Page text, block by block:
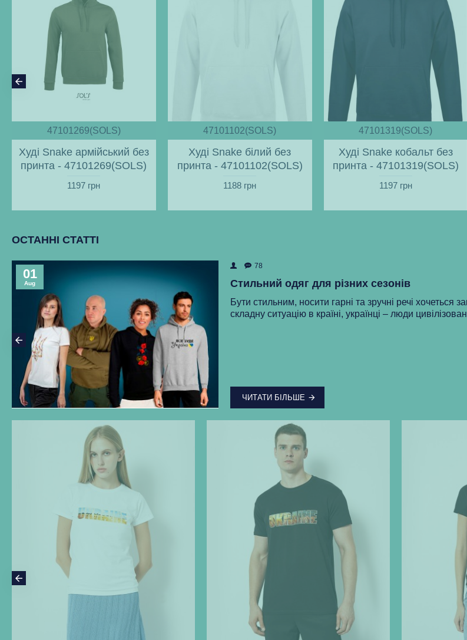
47101269(SOLS)
Худі Snake армійський без
принта - 47101269(SOLS)
1197 грн
47101102(SOLS)
Худі Snake білий без
принта - 47101102(SOLS)
1188 грн
47101319(SOLS)
Худі Snake кобальт без
принта - 47101319(SOLS)
1197 грн
ОСТАННІ СТАТТІ
01
Aug
78
Стильний одяг для різних сезонів
Бути стильним, носити гарні та зручні речі хочеться
складну ситуацію в країні, українці – люди
ЧИТАТИ БІЛЬШЕ